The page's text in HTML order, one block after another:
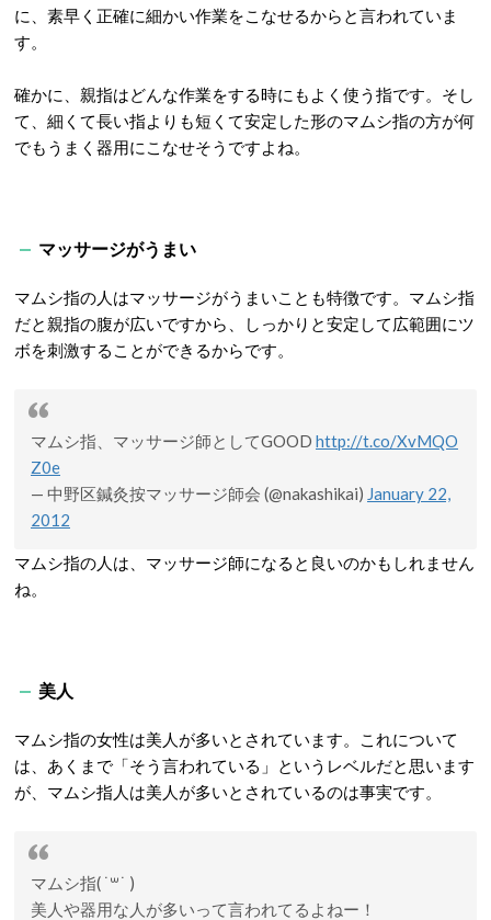
に、素早く正確に細かい作業をこなせるからと言われていま
す。
確かに、親指はどんな作業をする時にもよく使う指です。そし
て、細くて長い指よりも短くて安定した形のマムシ指の方が何
でもうまく器用にこなせそうですよね。
マッサージがうまい
マムシ指の人はマッサージがうまいことも特徴です。マムシ指
だと親指の腹が広いですから、しっかりと安定して広範囲にツ
ボを刺激することができるからです。
マムシ指、マッサージ師としてGOOD http://t.co/XvMQO
Z0e
— 中野区鍼灸按マッサージ師会 (@nakashikai) January 22,
2012
マムシ指の人は、マッサージ師になると良いのかもしれません
ね。
美人
マムシ指の女性は美人が多いとされています。これについて
は、あくまで「そう言われている」というレベルだと思います
が、マムシ指人は美人が多いとされているのは事実です。
マムシ指( ˙꒳​˙ )
美人や器用な人が多いって言われてるよねー！